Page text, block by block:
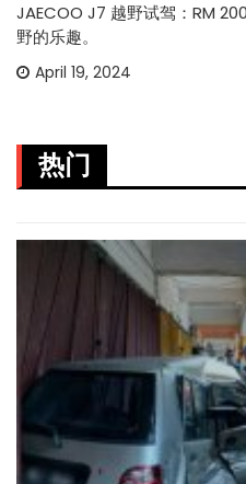
JAECOO J7 越野试驾：RM
野的乐趣。
April 19, 2024
热门